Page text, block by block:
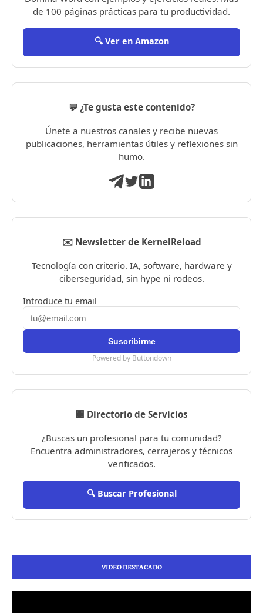
de 100 páginas prácticas para tu productividad.
🔍 Ver en Amazon
💬 ¿Te gusta este contenido?
Únete a nuestros canales y recibe nuevas
publicaciones, herramientas útiles y reflexiones sin
humo.
✉️ Newsletter de KernelReload
Tecnología con criterio. IA, software, hardware y
ciberseguridad, sin hype ni rodeos.
Introduce tu email
Powered by Buttondown
🏢 Directorio de Servicios
¿Buscas un profesional para tu comunidad?
Encuentra administradores, cerrajeros y técnicos
verificados.
🔍 Buscar Profesional
VIDEO DESTACADO